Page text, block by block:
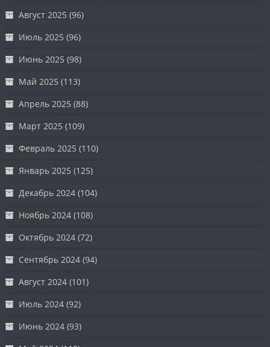
Август 2025 (96)
Июль 2025 (96)
Июнь 2025 (98)
Май 2025 (113)
Апрель 2025 (88)
Март 2025 (109)
Февраль 2025 (110)
Январь 2025 (125)
Декабрь 2024 (104)
Ноябрь 2024 (108)
Октябрь 2024 (72)
Сентябрь 2024 (94)
Август 2024 (101)
Июль 2024 (92)
Июнь 2024 (93)